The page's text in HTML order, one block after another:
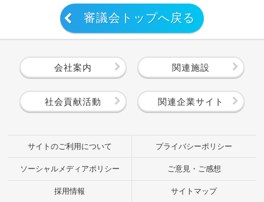
審議会トップへ戻る
会社案内 関連施設
社会貢献活動 関連企業サイト
サイトのご利用について プライバシーポリシー
ソーシャルメディアポリシー ご意見・ご感想
採用情報 サイトマップ